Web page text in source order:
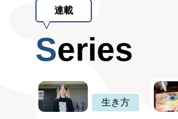
連載
Series
生き方